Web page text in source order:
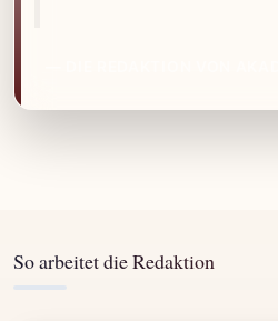
So arbeitet die Redaktion